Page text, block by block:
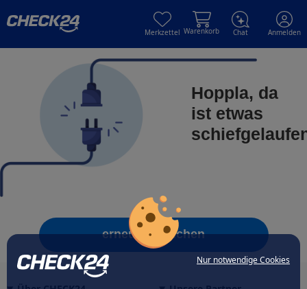
Nur notwendige Cookies
Merkzettel Warenkorb Chat Anmelden
Hoppla, da
ist etwas
erneut versuchen